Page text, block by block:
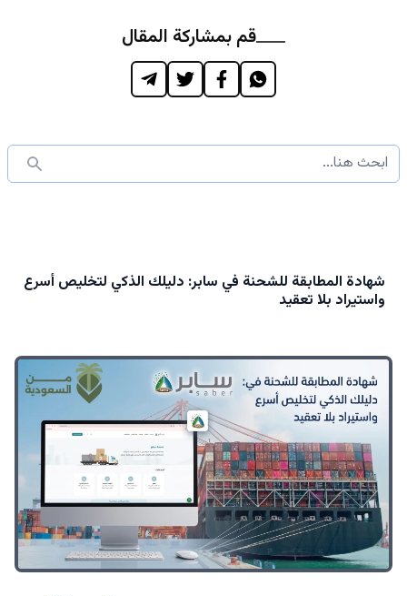
قم بمشاركة المقال
شهادة المطابقة للشحنة في سابر: دليلك الذكي لتخليص أسرع
واستيراد بلا تعقيد